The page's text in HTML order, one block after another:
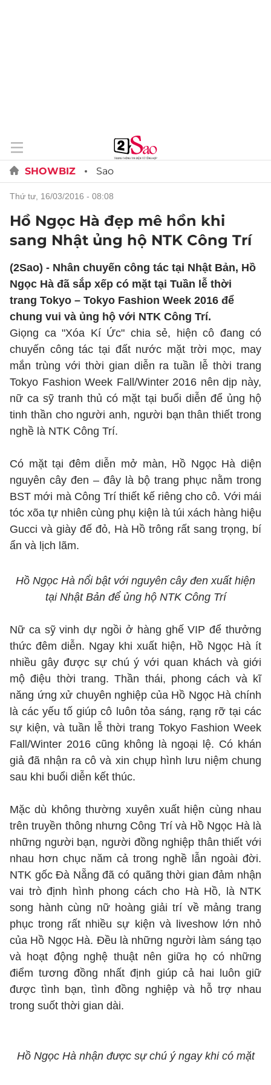
SHOWBIZ Sao
thứ tư, 16/03/2016 - 08:08
Hồ Ngọc Hà đẹp mê hồn khi
sang Nhật ủng hộ NTK Công Trí
(2Sao) - Nhân chuyến công tác tại Nhật Bản, Hồ
Ngọc Hà đã sắp xếp có mặt tại Tuần lễ thời
trang Tokyo – Tokyo Fashion Week 2016 để
chung vui và ủng hộ với NTK Công Trí.
Giọng ca "Xóa Kí Ức" chia sẻ, hiện cô đang có
chuyến công tác tại đất nước mặt trời mọc, may
mắn trùng với thời gian diễn ra tuần lễ thời trang
Tokyo Fashion Week Fall/Winter 2016 nên dịp này,
nữ ca sỹ tranh thủ có mặt tại buổi diễn để ủng hộ
tinh thần cho người anh, người bạn thân thiết trong
nghề là NTK Công Trí.
Có mặt tại đêm diễn mở màn, Hồ Ngọc Hà diện
nguyên cây đen – đây là bộ trang phục nằm trong
BST mới mà Công Trí thiết kế riêng cho cô. Với mái
tóc xõa tự nhiên cùng phụ kiện là túi xách hàng hiệu
Gucci và giày đế đỏ, Hà Hồ trông rất sang trọng, bí
ẩn và lịch lãm.
Hồ Ngọc Hà nổi bật với nguyên cây đen xuất hiện
tại Nhật Bản để ủng hộ NTK Công Trí
Nữ ca sỹ vinh dự ngồi ở hàng ghế VIP để thưởng
thức đêm diễn. Ngay khi xuất hiện, Hồ Ngọc Hà ít
nhiều gây được sự chú ý với quan khách và giới
mộ điệu thời trang. Thần thái, phong cách và kĩ
năng ứng xử chuyên nghiệp của Hồ Ngọc Hà chính
là các yếu tố giúp cô luôn tỏa sáng, rạng rỡ tại các
sự kiện, và tuần lễ thời trang Tokyo Fashion Week
Fall/Winter 2016 cũng không là ngoại lệ. Có khán
giả đã nhận ra cô và xin chụp hình lưu niệm chung
sau khi buổi diễn kết thúc.
Mặc dù không thường xuyên xuất hiện cùng nhau
trên truyền thông nhưng Công Trí và Hồ Ngọc Hà là
những người bạn, người đồng nghiệp thân thiết với
nhau hơn chục năm cả trong nghề lẫn ngoài đời.
NTK gốc Đà Nẵng đã có quãng thời gian đảm nhận
vai trò định hình phong cách cho Hà Hồ, là NTK
song hành cùng nữ hoàng giải trí về mảng trang
phục trong rất nhiều sự kiện và liveshow lớn nhỏ
của Hồ Ngọc Hà. Đều là những người làm sáng tạo
và hoạt động nghệ thuật nên giữa họ có những
điểm tương đồng nhất định giúp cả hai luôn giữ
được tình bạn, tình đồng nghiệp và hỗ trợ nhau
trong suốt thời gian dài.
Hồ Ngọc Hà nhận được sự chú ý ngay khi có mặt